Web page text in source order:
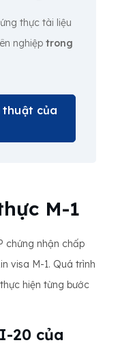
thực tài liệu
nghiệp trong
của
M-1
chứng nhận chấp
visa M-1. Quá trình
hiện từng bước
20 của